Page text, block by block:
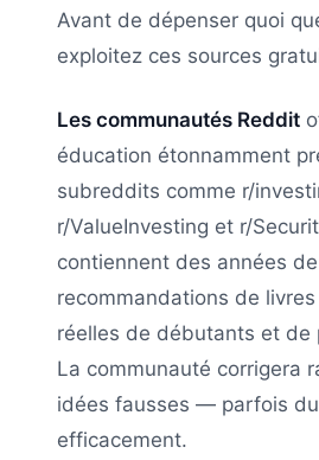
Avant de dépenser quoi
exploitez ces sources
Les communautés Reddit
éducation étonnamment
subreddits comme r/
r/ValueInvesting et r/
contiennent des années
recommandations de
réelles de débutants et de
La communauté corrigera
idées fausses — parfois
efficacement.